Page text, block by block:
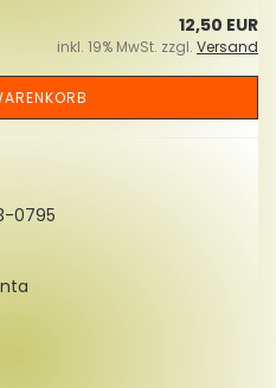
12,50 EUR
inkl. 19% MwSt. zzgl. Versand